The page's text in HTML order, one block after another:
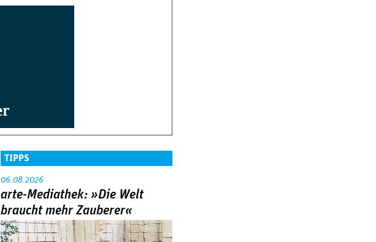
TIPPS
06.08.2026
arte-Mediathek: »Die Welt
braucht mehr Zauberer«